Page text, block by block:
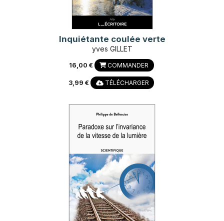
Inquiétante coulée verte
yves GILLET
16,00 € COMMANDER
3,99 € TÉLÉCHARGER